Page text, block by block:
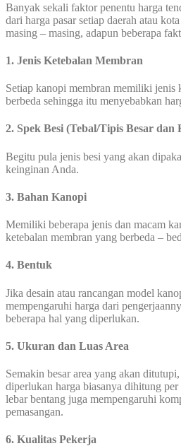
Banyak sekali faktor penentu harga
dari harga pasar setiap daerah atau
masing – masing, adapun beberapa
1. Jenis Ketebalan Membran
Setiap kanopi membran memiliki jenis
berbeda sehingga itu menyebabkan
2. Spek Besi (Tebal/Tipis Besar dan
Begitu pula jenis besi yang akan
keinginan Anda.
3. Bahan Kanopi
Memiliki beberapa jenis dan macam
ketebalan membran yang berbeda –
4. Bentuk
Jika desain atau rancangan model
mempengaruhi harga dari
beberapa hal yang diperlukan.
5. Ukuran dan Luas Area
Semakin besar area yang akan
diperlukan harga biasanya dihitung
lebar bentang juga mempengaruhi
pemasangan.
6. Kualitas Pekerja